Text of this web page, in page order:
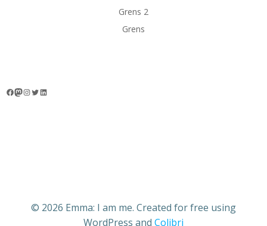
Grens 2
Grens
Facebook
Mastodon
Instagram
Twitter
LinkedIn
© 2026 Emma: I am me. Created for free using
WordPress and Colibri